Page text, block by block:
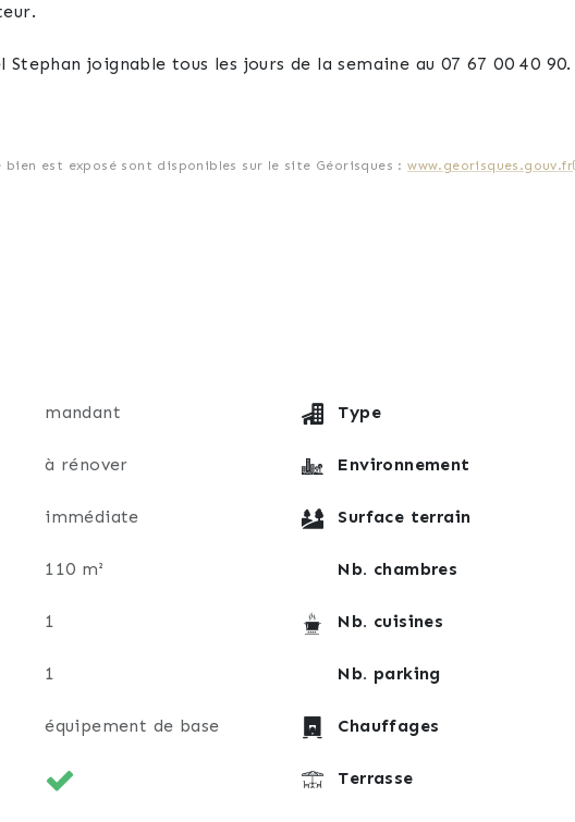
joignable tous les jours de la semaine au 07 67 00 40 90.
bien est exposé sont disponibles sur le site Géorisques :www.georisques.gouv.fr
mandant Type
à rénover Environnement
immédiate Surface terrain
110 m² Nb. chambres
1 Nb. cuisines
1 Nb. parking
équipement de base Chauffages
Terrasse